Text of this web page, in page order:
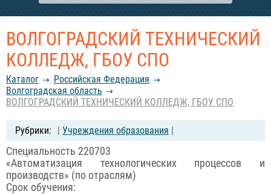
ВОЛГОГРАДСКИЙ ТЕХНИЧЕСКИЙ
КОЛЛЕДЖ, ГБОУ СПО
Каталог
Российcкая Федерация
Волгоградская область
ВОЛГОГРАДСКИЙ ТЕХНИЧЕСКИЙ КОЛЛЕДЖ, ГБОУ СПО
| Учреждения образования |
Специальность 220703
«Автоматизация технологических процессов и
производств» (по отраслям)
Срок обучения: